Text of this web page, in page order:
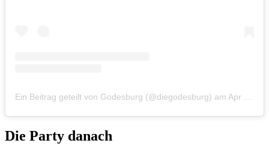
Ein Beitrag geteilt von Godesburg (@diegodesburg) am Apr 15, 2019 um 1:50 PDT
Die Party danach